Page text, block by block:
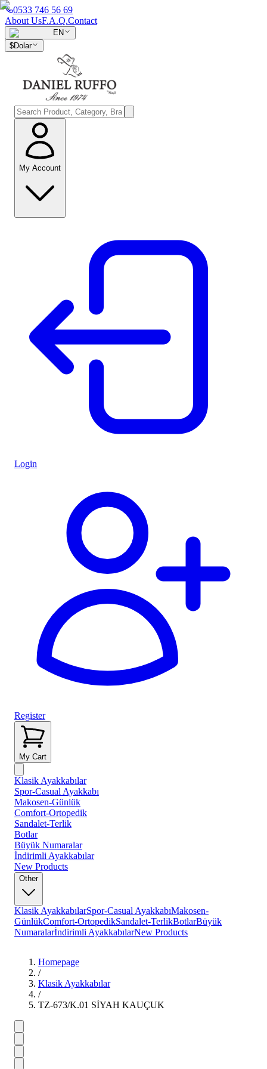
0533 746 56 69
About UsF.A.Q.Contact
EN
$Dolar
My Account
Login
Register
My Cart
Klasik Ayakkabılar
Spor-Casual Ayakkabı
Makosen-Günlük
Comfort-Ortopedik
Sandalet-Terlik
Botlar
Büyük Numaralar
İndirimli Ayakkabılar
New Products
Other
Klasik AyakkabılarSpor-Casual AyakkabıMakosen-
GünlükComfort-OrtopedikSandalet-TerlikBotlarBüyük
Numaralarİndirimli AyakkabılarNew Products
Homepage
/
Klasik Ayakkabılar
/
TZ-673/K.01 SİYAH KAUÇUK